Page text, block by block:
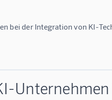
bei der Integration von KI-
Unternehmen